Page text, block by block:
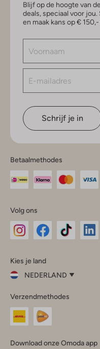
Blijf op de hoogte van
deals, speciaal voor
en maak kans op €
Schrijf je in
Betaalmethodes
Volg ons
InstagramFacebook
Kies je land
NEDERLAND
je
land
Nederland
Verzendmethodes
Download onze Omoda app